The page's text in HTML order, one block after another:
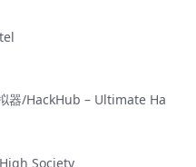
器/HackHub – Ultimate Ha
Society